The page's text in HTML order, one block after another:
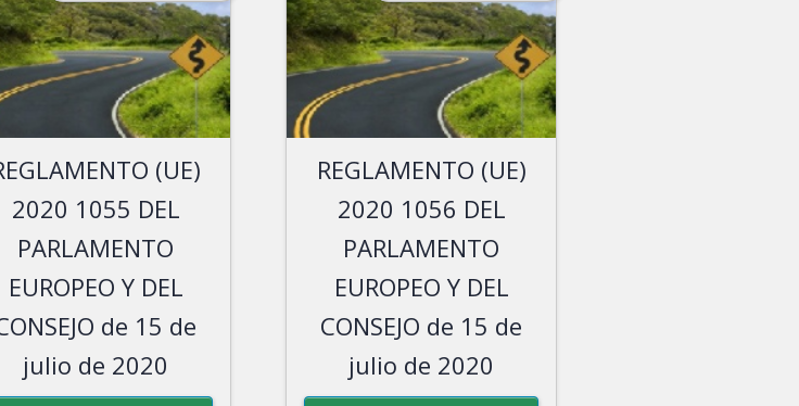
(UE)
2020 1055 DEL
PARLAMENTO
EUROPEO Y DEL
de 15 de
julio de 2020
REGLAMENTO (UE)
2020 1056 DEL
PARLAMENTO
EUROPEO Y DEL
CONSEJO de 15 de
julio de 2020